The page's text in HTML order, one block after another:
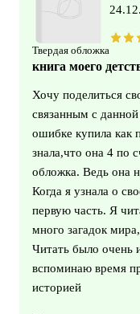
Твердая обложка
книга моего
Хочу поделиться
связанным с
ошибке купила как
знала,что она 4 по
обложка. Ведь она
Когда я узнала о
первую часть. Я
много загадок
Читать было очень
вспоминаю время
историей